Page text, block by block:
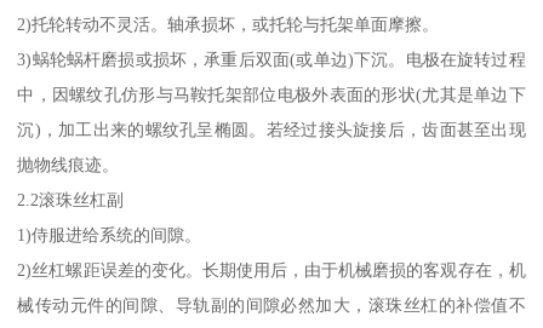
2)托轮转动不灵活。轴承损坏，或托轮与托架单面摩擦。
3)蜗轮蜗杆磨损或损坏，承重后双面(或单边)下沉。电极在旋转过程
中，因螺纹孔仿形与马鞍托架部位电极外表面的形状(尤其是单边下
沉)，加工出来的螺纹孔呈椭圆。若经过接头旋接后，齿面甚至出现
抛物线痕迹。
2.2滚珠丝杠副
1)侍服进给系统的间隙。
2)丝杠螺距误差的变化。长期使用后，由于机械磨损的客观存在，机
械传动元件的间隙、导轨副的间隙必然加大，滚珠丝杠的补偿值不